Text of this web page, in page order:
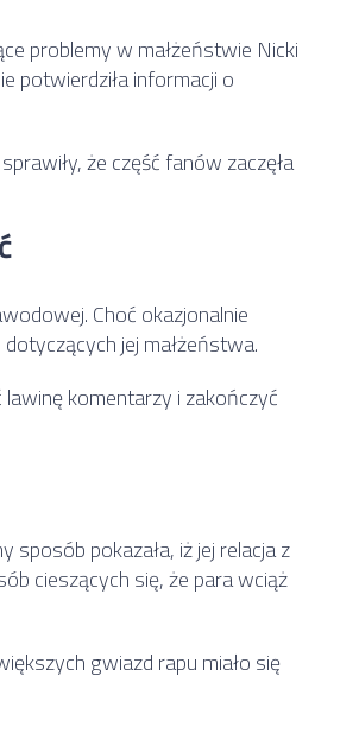
problemy w małżeństwie Nicki
potwierdziła informacji o
że część fanów zaczęła
Choć okazjonalnie
jej małżeństwa.
komentarzy i zakończyć
sposób pokazała, iż jej relacja z
cieszących się, że para wciąż
gwiazd rapu miało się